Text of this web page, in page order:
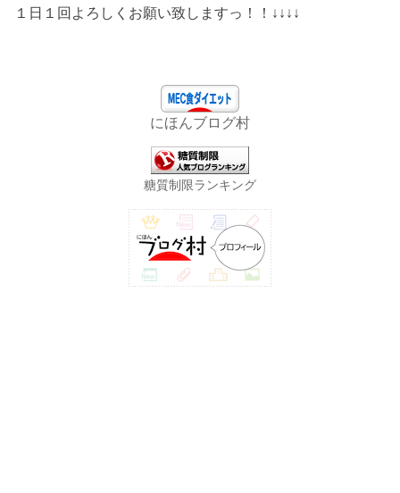
１日１回よろしくお願い致しますっ！！↓↓↓↓
にほんブログ村
糖質制限ランキング